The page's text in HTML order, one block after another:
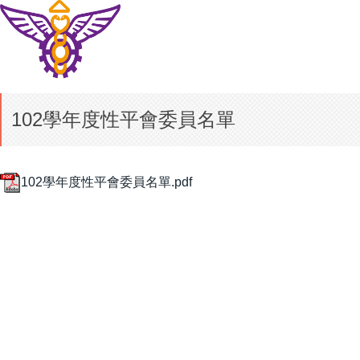
102學年度性平會委員名單
102學年度性平會委員名單.pdf